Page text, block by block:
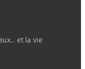
et la vie